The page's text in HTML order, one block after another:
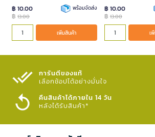
฿ 10.00
฿ 13.00
พร้อมจัดส่ง
เพิ่มสินค้า
฿ 10.00
฿ 13.00
เ
การันตีของแท้
เลือกช้อปได้อย่างมั่นใจ​
คืนสินค้าได้ภายใน 14 วัน
หลังได้รับสินค้า*